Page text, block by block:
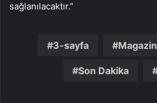
sağlanılacaktır.”
3-sayfa Magazin
Son Dakika